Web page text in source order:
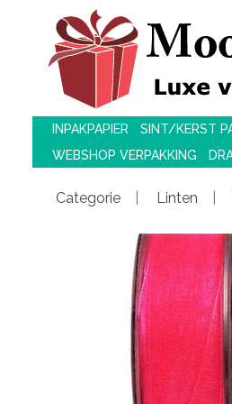
INPAKPAPIER SINT/KERST
WEBSHOP VERPAKKING
Categorie Linten